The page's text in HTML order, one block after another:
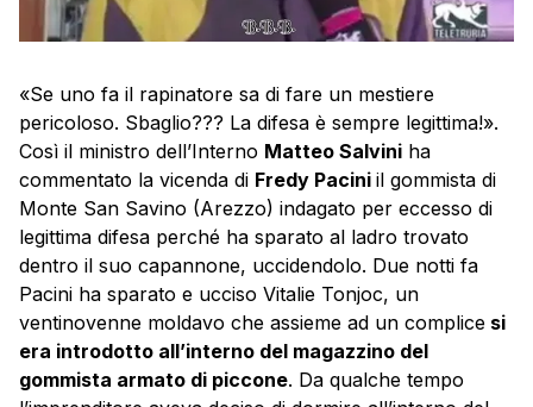
«Se uno fa il rapinatore sa di fare un mestiere
pericoloso. Sbaglio??? La difesa è sempre legittima!».
Così il ministro dell’Interno Matteo Salvini ha
commentato la vicenda di Fredy Pacini il gommista di
Monte San Savino (Arezzo) indagato per eccesso di
legittima difesa perché ha sparato al ladro trovato
dentro il suo capannone, uccidendolo. Due notti fa
Pacini ha sparato e ucciso Vitalie Tonjoc, un
ventinovenne moldavo che assieme ad un complice si
era introdotto all’interno del magazzino del
gommista armato di piccone. Da qualche tempo